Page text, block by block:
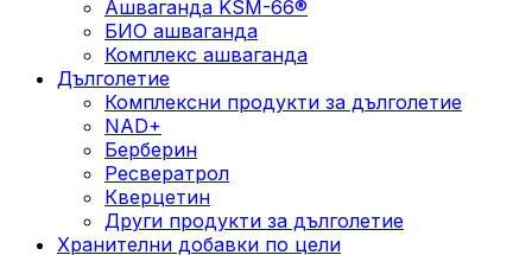
Ашваганда KSM-66®
БИО ашваганда
Комплекс ашваганда
Дълголетие
Комплексни продукти за дълголетие
NAD+
Берберин
Ресвератрол
Кверцетин
Други продукти за дълголетие
Хранителни добавки по цели